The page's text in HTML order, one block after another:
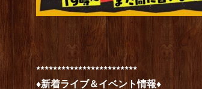
************************
♦新着ライブ＆イベント情報♦